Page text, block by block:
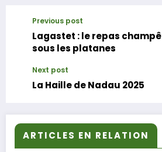
Previous post
Lagastet : le repas
sous les platanes
Next post
La Haille de Nadau 2025
ARTICLES EN RELATION